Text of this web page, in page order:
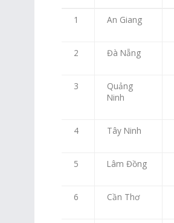
1 An Giang
2 Đà Nẵng
3
Quảng
Ninh
4
Tây Ninh
5 Lâm Đồng
6 Cần Thơ